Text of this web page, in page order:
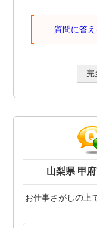
質問に答
完
山梨県 甲
お仕事さがしの上